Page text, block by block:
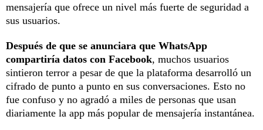
mensajería que ofrece un nivel más fuerte de seguridad a
sus usuarios.
Después de que se anunciara que WhatsApp
compartiría datos con Facebook, muchos usuarios
sintieron terror a pesar de que la plataforma desarrolló un
cifrado de punto a punto en sus conversaciones. Esto no
fue confuso y no agradó a miles de personas que usan
diariamente la app más popular de mensajería instantánea.